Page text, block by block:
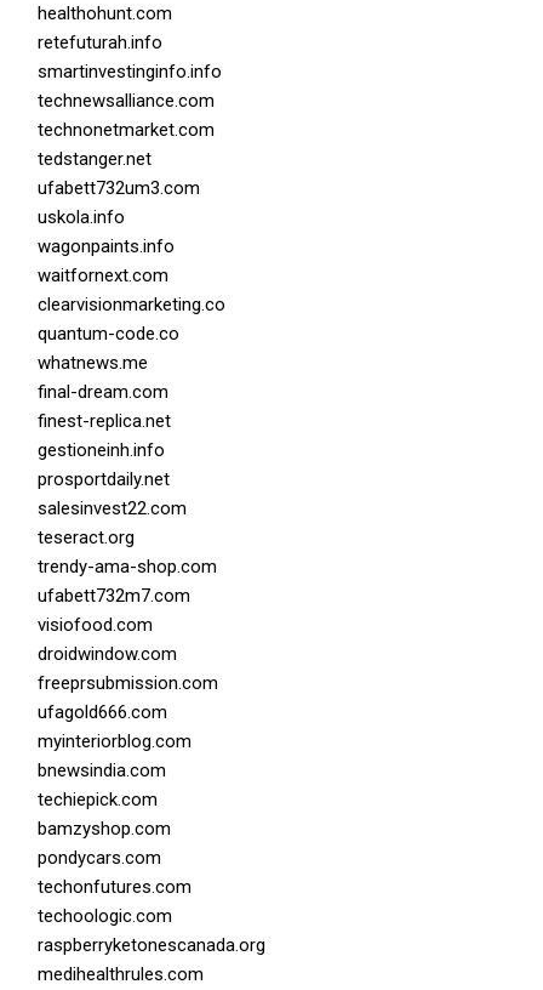
healthohunt.com
retefuturah.info
smartinvestinginfo.info
technewsalliance.com
technonetmarket.com
tedstanger.net
ufabett732um3.com
uskola.info
wagonpaints.info
waitfornext.com
clearvisionmarketing.co
quantum-code.co
whatnews.me
final-dream.com
finest-replica.net
gestioneinh.info
prosportdaily.net
salesinvest22.com
teseract.org
trendy-ama-shop.com
ufabett732m7.com
visiofood.com
droidwindow.com
freeprsubmission.com
ufagold666.com
myinteriorblog.com
bnewsindia.com
techiepick.com
bamzyshop.com
pondycars.com
techonfutures.com
techoologic.com
raspberryketonescanada.org
medihealthrules.com